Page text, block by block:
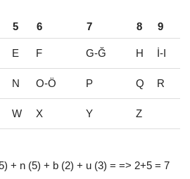
5 6 7 8 9
E F G-Ğ H İ-I
N O-Ö P Q R
W X Y Z
+ n (5) + b (2) + u (3) = => 2+5 = 7